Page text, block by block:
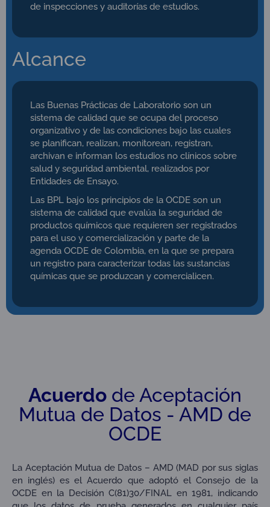
de inspecciones y auditorías de estudios.
Alcance
Las Buenas Prácticas de Laboratorio son un
sistema de calidad que se ocupa del proceso
organizativo y de las condiciones bajo las cuales
se planifican, realizan, monitorean, registran,
archivan e informan los estudios no clínicos sobre
salud y seguridad ambiental, realizados por
Entidades de Ensayo.
Las BPL bajo los principios de la OCDE son un
sistema de calidad que evalúa la seguridad de
productos químicos que requieren ser registrados
para el uso y comercialización y parte de la
agenda OCDE de Colombia, en la que se prepara
un registro para caracterizar todas las sustancias
químicas que se produzcan y comercialicen.
Acuerdo de Aceptación
Mutua de Datos - AMD de
OCDE
La Aceptación Mutua de Datos – AMD (MAD por sus siglas
en inglés) es el Acuerdo que adoptó el Consejo de la
OCDE en la Decisión C(81)30/FINAL en 1981, indicando